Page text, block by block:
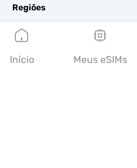
Regiões
eSIM para Europa
eSIM para Ásia
eSIM para Américas
Início Meus eSIMs